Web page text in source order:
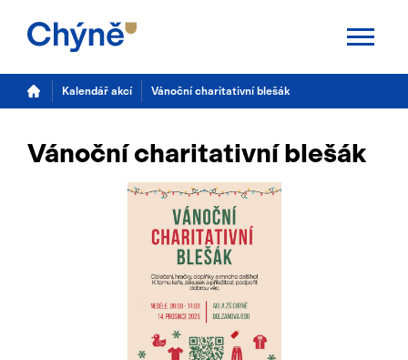
Potřebuji vyřídit
Kalendář akcí
Kalendář akcí Vánoční charitativní blešák
Vánoční charitativní blešák